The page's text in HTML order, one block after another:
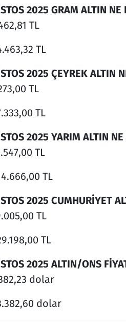
2025 GRAM ALTIN NE
TL
TL
2025 ÇEYREK ALTIN
TL
TL
2025 YARIM ALTIN
TL
TL
2025 CUMHURİYET
TL
TL
2025 ALTIN/ONS
dolar
dolar